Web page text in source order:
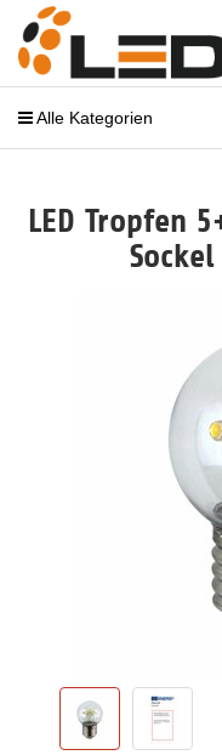
Alle Kategorien
LED Tropfen